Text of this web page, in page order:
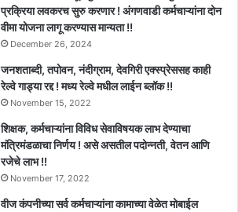
प्रक्रिया लवकरच सुरु करणार ! अंगणवाडी कर्मचाऱ्यांना दोन
वीमा योजना लागू करण्यास मान्यता !!
December 26, 2024
जनशताब्दी, तपोवन, नंदीग्राम, देवगिरी एक्स्प्रेससह काही
रेल्वे गाड्या रद्द ! मध्य रेल्वे मधील लाईन ब्लॉक !!
November 15, 2022
शिक्षक, कर्मचाऱ्यांना विविध सेवाविषयक लाभ देण्याचा
मंत्रिमंडळाचा निर्णय ! असे असतील पदोन्नती, वेतन आणि
रजेचे लाभ !!
November 17, 2022
वीज कंपनीच्या सर्व कर्मचाऱ्यांना कामाच्या वेळेत मोबाईल